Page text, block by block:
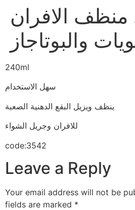
منظف الافران
والبوتاجاز
240ml
سهل الاستخدام
ينظف ويزيل البقع الدهنية الصعبة
للافران وجريل الشواء
code:3542
Leave a Reply
Your email address will not be
fields are marked *